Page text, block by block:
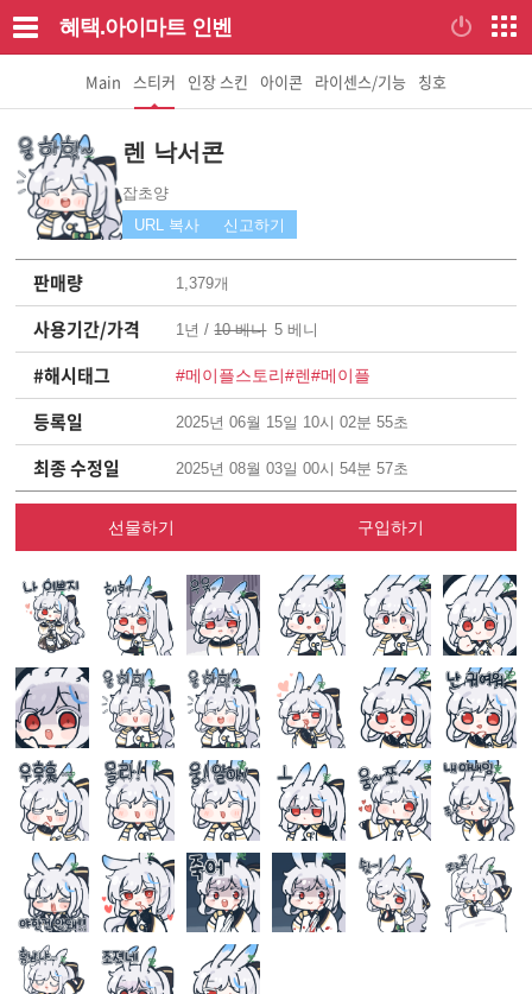
혜택.아이마트 인벤
Main 스티커 인장 스킨 아이콘 라이센스/기능 칭호
렌 낙서콘
잡초양
URL 복사
신고하기
판매량 1,379개
사용기간/가격 1년 /10 베니 5 베니
#해시태그 #메이플스토리#렌#메이플
등록일 2025년 06월 15일 10시 02분 55초
최종 수정일 2025년 08월 03일 00시 54분 57초
선물하기 구입하기